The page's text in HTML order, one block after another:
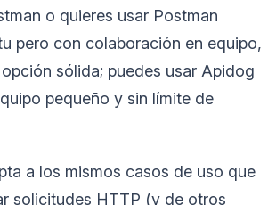
o quieres usar Postman
pero con colaboración en equipo,
sólida; puedes usar Apidog
pequeño y sin límite de
a los mismos casos de uso que
solicitudes HTTP (y de otros